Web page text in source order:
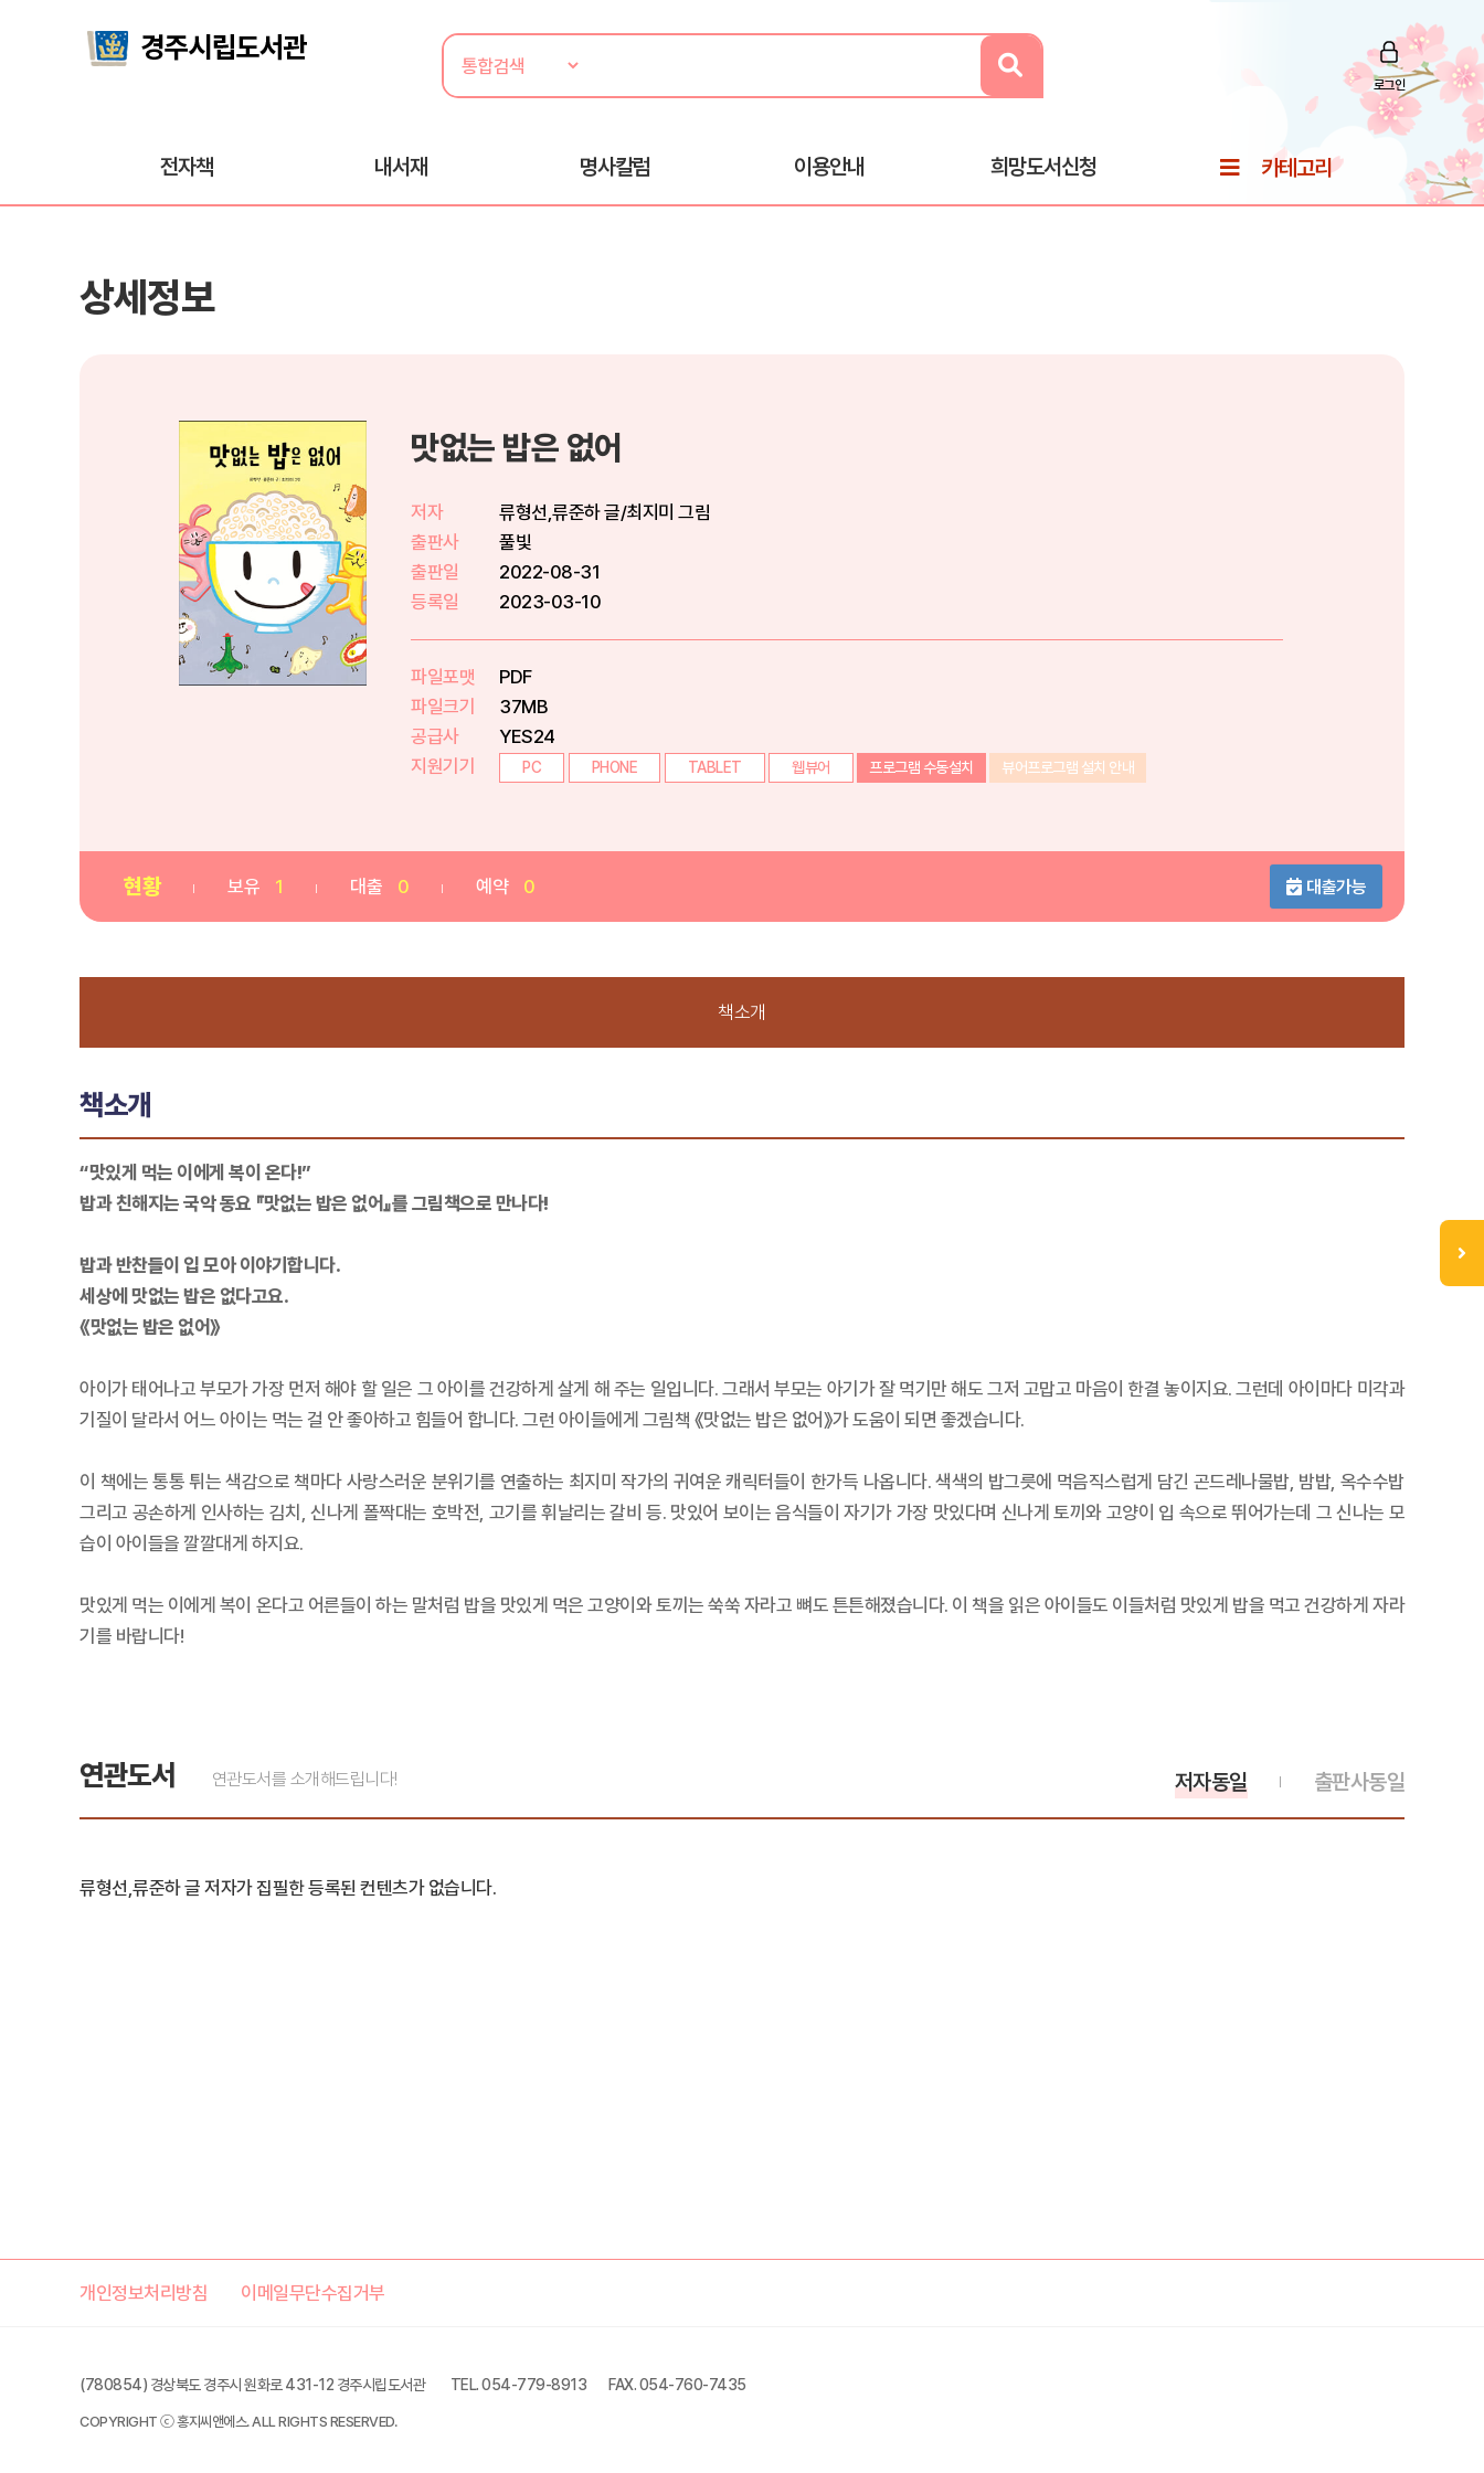
로그인
전자책 내서재 명사칼럼 이용안내 희망도서신청 카테고리
상세정보
맛없는 밥은 없어
저자
류형선,류준하 글/최지미 그림
출판사
풀빛
출판일
2022-08-31
등록일
2023-03-10
파일포맷
PDF
파일크기
37MB
공급사
YES24
지원기기
PC PHONE TABLET 웹뷰어 프로그램 수동설치 뷰어프로그램 설치 안내
현황 보유 1 대출 0 예약 0 대출가능
책소개
책소개
“맛있게 먹는 이에게 복이 온다!”
밥과 친해지는 국악 동요 『맛없는 밥은 없어』를 그림책으로 만나다!
밥과 반찬들이 입 모아 이야기합니다.
세상에 맛없는 밥은 없다고요.
《맛없는 밥은 없어》
아이가 태어나고 부모가 가장 먼저 해야 할 일은 그 아이를 건강하게 살게 해 주는 일입니다. 그래서 부모는 아기가 잘 먹기만 해도 그저 고맙고 마음이 한결 놓이지요. 그런데 아이마다 미각과
기질이 달라서 어느 아이는 먹는 걸 안 좋아하고 힘들어 합니다. 그런 아이들에게 그림책 《맛없는 밥은 없어》가 도움이 되면 좋겠습니다.
이 책에는 통통 튀는 색감으로 책마다 사랑스러운 분위기를 연출하는 최지미 작가의 귀여운 캐릭터들이 한가득 나옵니다. 색색의 밥그릇에 먹음직스럽게 담긴 곤드레나물밥, 밤밥, 옥수수밥
그리고 공손하게 인사하는 김치, 신나게 폴짝대는 호박전, 고기를 휘날리는 갈비 등. 맛있어 보이는 음식들이 자기가 가장 맛있다며 신나게 토끼와 고양이 입 속으로 뛰어가는데 그 신나는 모
습이 아이들을 깔깔대게 하지요.
맛있게 먹는 이에게 복이 온다고 어른들이 하는 말처럼 밥을 맛있게 먹은 고양이와 토끼는 쑥쑥 자라고 뼈도 튼튼해졌습니다. 이 책을 읽은 아이들도 이들처럼 맛있게 밥을 먹고 건강하게 자라
기를 바랍니다!
연관도서 연관도서를 소개해드립니다! 출판사동일
저자동일
류형선,류준하 글 저자가 집필한 등록된 컨텐츠가 없습니다.
개인정보처리방침 이메일무단수집거부
(780854) 경상북도 경주시 원화로 431-12 경주시립도서관 TEL. 054-779-8913 FAX. 054-760-7435
COPYRIGHT ⓒ 홍지씨앤에스. ALL RIGHTS RESERVED.